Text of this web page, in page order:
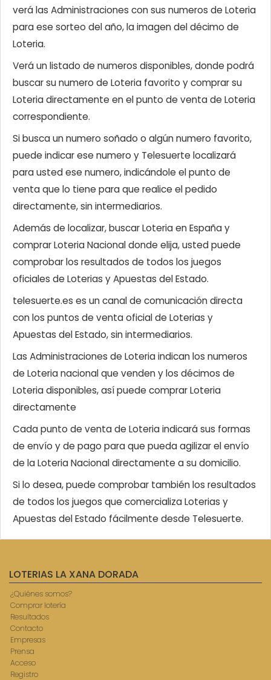
verá las Administraciones con sus numeros de Loteria
para ese sorteo del año, la imagen del décimo de
Loteria.
Verá un listado de numeros disponibles, donde podrá
buscar su numero de Loteria favorito y comprar su
Loteria directamente en el punto de venta de Loteria
correspondiente.
Si busca un numero soñado o algún numero favorito,
puede indicar ese numero y Telesuerte localizará
para usted ese numero, indicándole el punto de
venta que lo tiene para que realice el pedido
directamente, sin intermediarios.
Además de localizar, buscar Loteria en España y
comprar Loteria Nacional donde elija, usted puede
comprobar los resultados de todos los juegos
oficiales de Loterias y Apuestas del Estado.
telesuerte.es es un canal de comunicación directa
con los puntos de venta oficial de Loterias y
Apuestas del Estado, sin intermediarios.
Las Administraciones de Loteria indican los numeros
de Loteria nacional que venden y los décimos de
Loteria disponibles, así puede comprar Loteria
directamente
Cada punto de venta de Loteria indicará sus formas
de envío y de pago para que pueda agilizar el envío
de la Loteria Nacional directamente a su domicilio.
Si lo desea, puede comprobar también los resultados
de todos los juegos que comercializa Loterias y
Apuestas del Estado fácilmente desde Telesuerte.
LOTERIAS LA XANA DORADA
¿Quiénes somos?
Comprar lotería
Resultados
Contacto
Empresas
Prensa
Acceso
Registro